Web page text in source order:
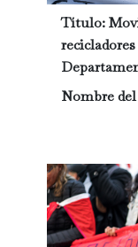
Título:
Nombre